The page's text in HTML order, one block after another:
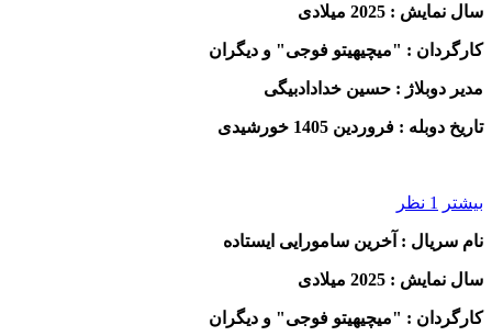
سال نمایش : 2025 میلادی
کارگردان : "میچیهیتو فوجی" و دیگران
مدیر دوبلاژ : حسین خدادادبیگی
تاریخ دوبله : فروردین 1405 خورشیدی
بیشتر 1 نظر
نام سریال : آخرین سامورایی ایستاده
سال نمایش : 2025 میلادی
کارگردان : "میچیهیتو فوجی" و دیگران